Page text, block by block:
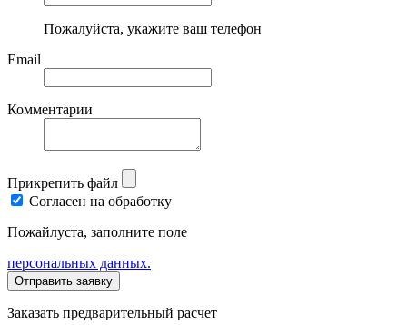
Пожалуйста, укажите ваш телефон
Email
Комментарии
Прикрепить файл
Согласен на обработку
Пожайлуста, заполните поле
персональных данных.
Заказать предварительный расчет